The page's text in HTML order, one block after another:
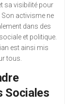
sa visibilité pour
activisme ne
dans des
et politique.
est ainsi mis
tous.
Sociales